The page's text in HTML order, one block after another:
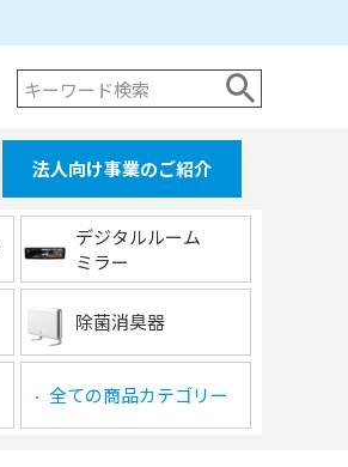
法人向け事業のご紹介
デジタルルーム
ミラー
除菌消臭器
▶ 全ての商品カテゴリー